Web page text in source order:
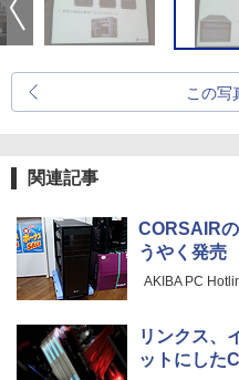
この写
関連記事
CORSAIR
うやく発売
AKIBA PC
リンクス、
ットにした